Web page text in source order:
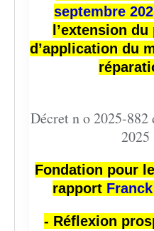
septembre
l’extension
d’application du
Décret n o 2025-882
2025
Fondation pour
rapport
- Réflexion